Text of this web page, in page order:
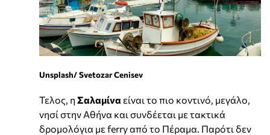
Unsplash/ Svetozar Cenisev
Τελος, η Σαλαμίνα είναι το πιο κοντινό, μεγάλο,
νησί στην Αθήνα και συνδέεται με τακτικά
δρομολόγια με ferry από το Πέραμα. Παρότι δεν